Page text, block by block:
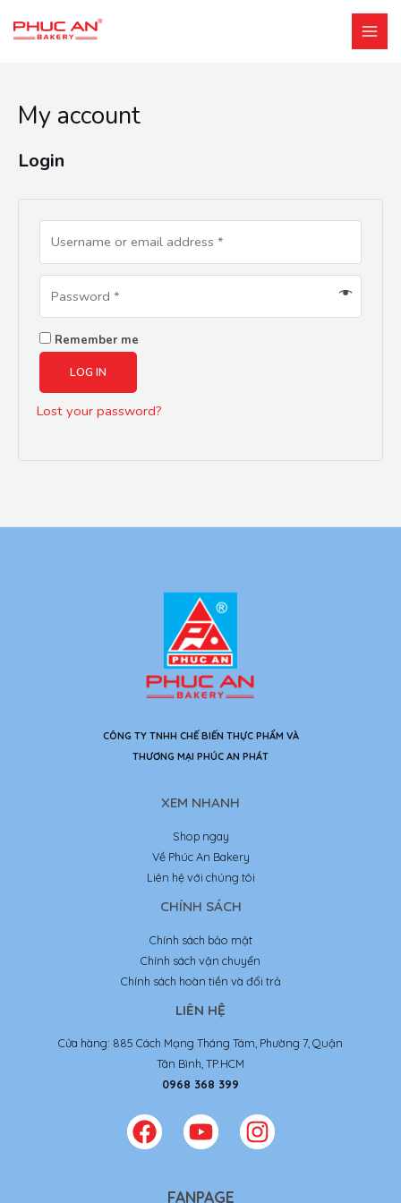
My account
Login
Remember me
LOG IN
Lost your password?
CÔNG TY TNHH CHẾ BIẾN THỰC PHẨM VÀ
THƯƠNG MẠI PHÚC AN PHÁT
XEM NHANH
Shop ngay
Về Phúc An Bakery
Liên hệ với chúng tôi
CHÍNH SÁCH
Chính sách bảo mật
Chính sách vận chuyển
Chính sách hoàn tiền và đổi trả
LIÊN HỆ
Cửa hàng: 885 Cách Mạng Tháng Tám, Phường 7, Quận
Tân Bình, TP.HCM
0968 368 399
FANPAGE